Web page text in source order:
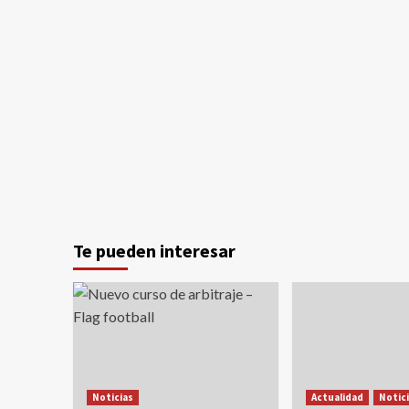
Te pueden interesar
Noticias Actualidad